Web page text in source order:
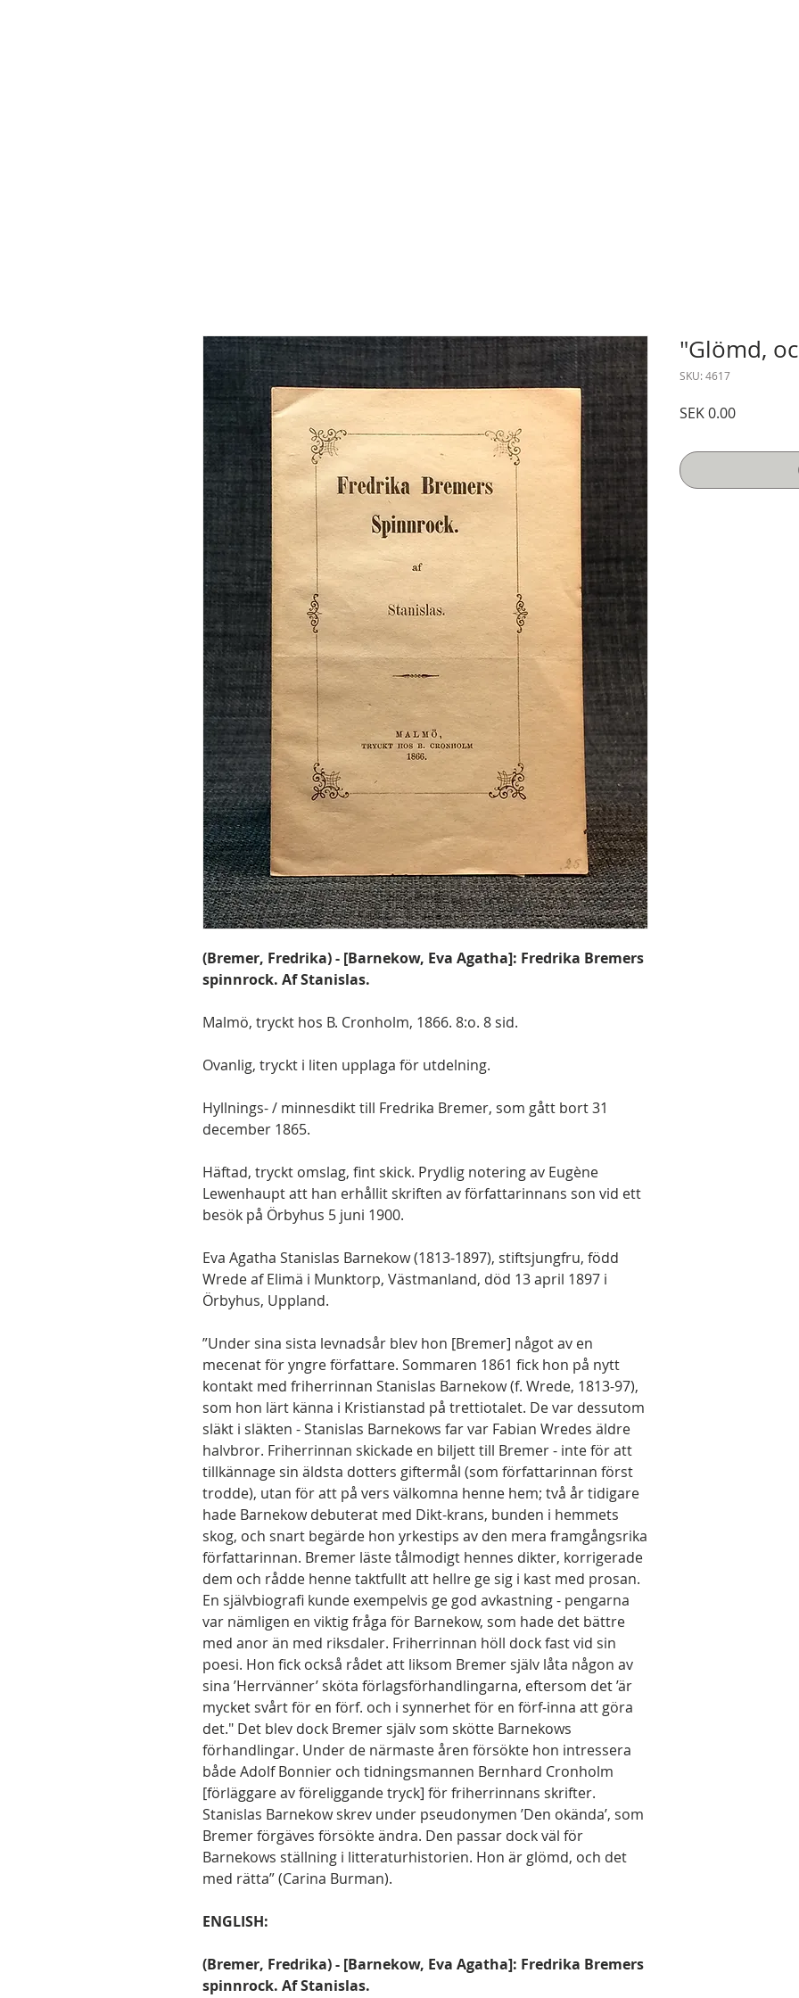
(Bremer, Fredrika) - [Barnekow, Eva Agatha]: Fredrika Bremers
spinnrock. Af Stanislas.
Malmö, tryckt hos B. Cronholm, 1866. 8:o. 8 sid.
Ovanlig, tryckt i liten upplaga för utdelning.
Hyllnings- / minnesdikt till Fredrika Bremer, som gått bort 31
december 1865.
Häftad, tryckt omslag, fint skick. Prydlig notering av Eugène
Lewenhaupt att han erhållit skriften av författarinnans son vid ett
besök på Örbyhus 5 juni 1900.
Eva Agatha Stanislas Barnekow (1813-1897), stiftsjungfru, född
Wrede af Elimä i Munktorp, Västmanland, död 13 april 1897 i
Örbyhus, Uppland.
”Under sina sista levnadsår blev hon [Bremer] något av en
mecenat för yngre författare. Sommaren 1861 fick hon på nytt
kontakt med friherrinnan Stanislas Barnekow (f. Wrede, 1813-97),
som hon lärt känna i Kristianstad på trettiotalet. De var dessutom
släkt i släkten - Stanislas Barnekows far var Fabian Wredes äldre
halvbror. Friherrinnan skickade en biljett till Bremer - inte för att
tillkännage sin äldsta dotters giftermål (som författarinnan först
trodde), utan för att på vers välkomna henne hem; två år tidigare
hade Barnekow debuterat med Dikt-krans, bunden i hemmets
skog, och snart begärde hon yrkestips av den mera framgångsrika
författarinnan. Bremer läste tålmodigt hennes dikter, korrigerade
dem och rådde henne taktfullt att hellre ge sig i kast med prosan.
En självbiografi kunde exempelvis ge god avkastning - pengarna
var nämligen en viktig fråga för Barnekow, som hade det bättre
med anor än med riksdaler. Friherrinnan höll dock fast vid sin
poesi. Hon fick också rådet att liksom Bremer själv låta någon av
sina ’Herrvänner’ sköta förlagsförhandlingarna, eftersom det ’är
mycket svårt för en förf. och i synnerhet för en förf-inna att göra
det." Det blev dock Bremer själv som skötte Barnekows
förhandlingar. Under de närmaste åren försökte hon intressera
både Adolf Bonnier och tidningsmannen Bernhard Cronholm
[förläggare av föreliggande tryck] för friherrinnans skrifter.
Stanislas Barnekow skrev under pseudonymen ’Den okända’, som
Bremer förgäves försökte ändra. Den passar dock väl för
Barnekows ställning i litteraturhistorien. Hon är glömd, och det
med rätta” (Carina Burman).
ENGLISH:
(Bremer, Fredrika) - [Barnekow, Eva Agatha]: Fredrika Bremers
spinnrock. Af Stanislas.
"Glömd,
SKU: 4617
SEK 0.00Price